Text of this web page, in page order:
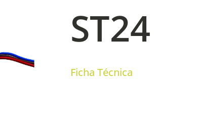
ST24
Ficha Técnica